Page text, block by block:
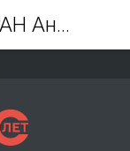
Член-корреспондент РАН Андрей Вошкин: «Наша главная цель — возрождение редкометалльной отрасли, обеспечивающей технологический суверенитет и лидерство России» - Журнал Горная промышленность